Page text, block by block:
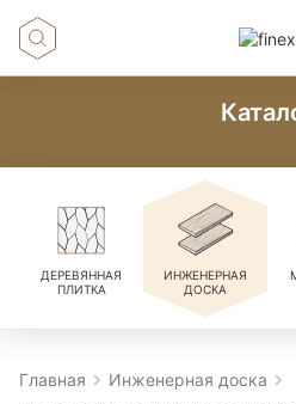
ДЕРЕВЯННАЯ
ПЛИТКА
ИНЖЕНЕРНАЯ
ДОСКА
Главная
Инженерная доска